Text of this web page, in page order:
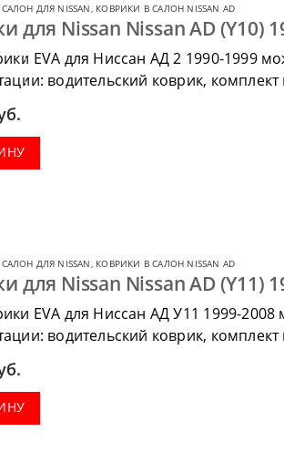
ДЛЯ NISSAN, КОВРИКИ В САЛОН NISSAN AD
для Nissan Nissan AD (Y10)
EVA для Ниссан АД 2 1990-1999
водительский коврик,
ДЛЯ NISSAN, КОВРИКИ В САЛОН NISSAN AD
для Nissan Nissan AD (Y11)
EVA для Ниссан АД У11 1999-
водительский коврик,